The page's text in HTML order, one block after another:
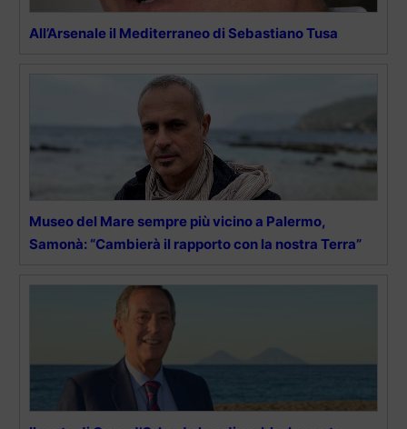
All’Arsenale il Mediterraneo di Sebastiano Tusa
Museo del Mare sempre più vicino a Palermo,
Samonà: “Cambierà il rapporto con la nostra Terra”